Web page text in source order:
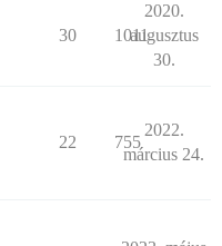
30 1011
2020.
augusztus
30.
22 755
2022.
március 24.